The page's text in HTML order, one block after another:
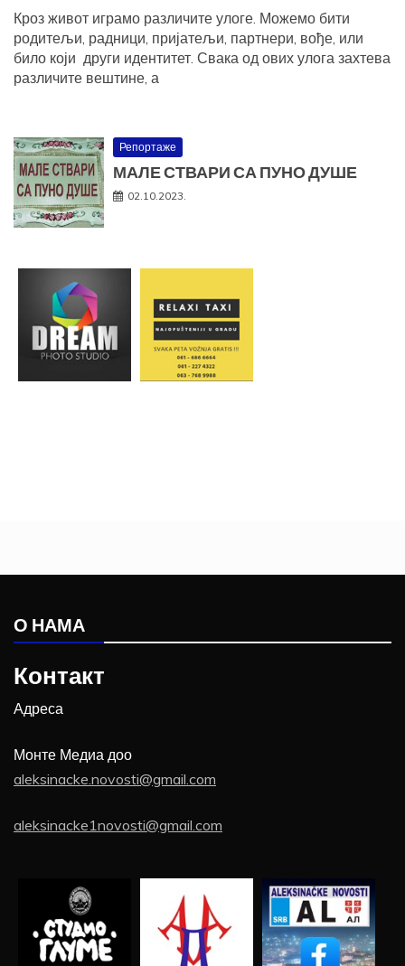
Кроз живот играмо различите улоге. Можемо бити
родитељи, радници, пријатељи, партнери, вође, или
било који други идентитет. Свака од ових улога захтева
различите вештине, а
Репортаже
МАЛЕ СТВАРИ СА ПУНО ДУШЕ
02.10.2023.
О НАМА
Контакт
Адреса
Монте Медиа доо
aleksinacke.novosti@gmail.com
aleksinacke1novosti@gmail.com